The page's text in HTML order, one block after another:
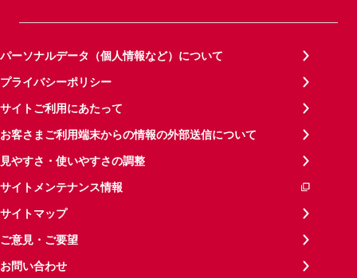
パーソナルデータ（個人情報など）について
プライバシーポリシー
サイトご利用にあたって
お客さまご利用端末からの情報の外部送信について
見やすさ・使いやすさの調整
サイトメンテナンス情報
サイトマップ
ご意見・ご要望
お問い合わせ